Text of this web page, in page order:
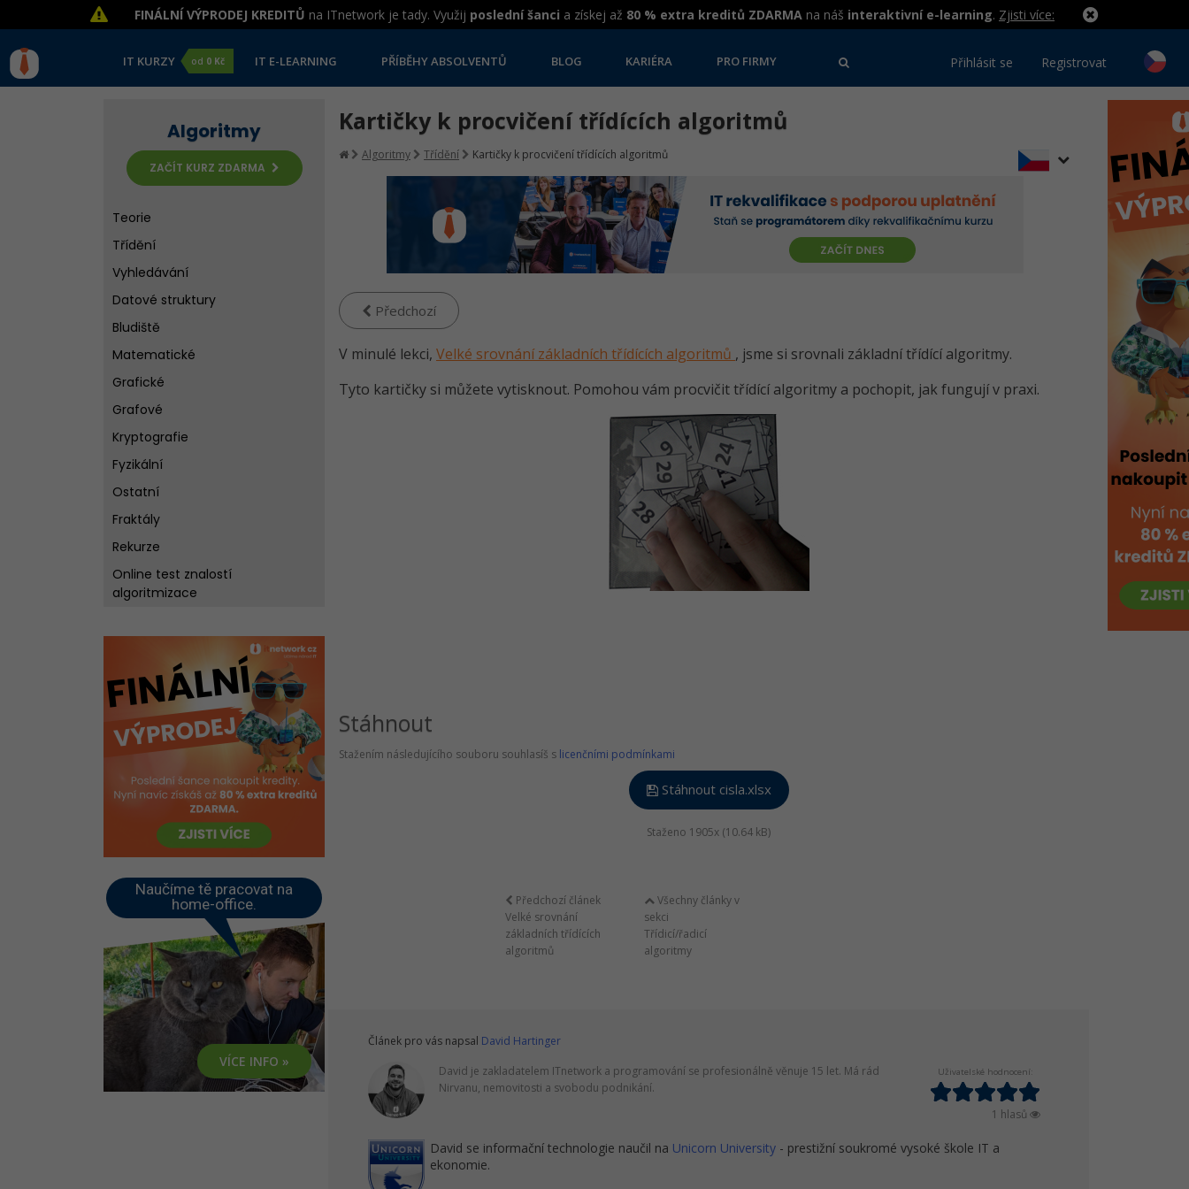
FINÁLNÍ VÝPRODEJ KREDITŮ na ITnetwork je tady. Využij poslední šanci a získej až 80 % extra kreditů ZDARMA na náš interaktivní e-learning. Zjisti více:
IT KURZY od 0 Kč IT E-LEARNING PŘÍBĚHY ABSOLVENTŮ BLOG KARIÉRA PRO FIRMY Přihlásit se Registrovat
Algoritmy
ZAČÍT KURZ ZDARMA
Teorie
Třídění
Vyhledávání
Datové struktury
Bludiště
Matematické
Grafické
Grafové
Kryptografie
Fyzikální
Ostatní
Fraktály
Rekurze
Online test znalostí
algoritmizace
Naučíme tě pracovat na
home-office.
VÍCE INFO »
Kartičky k procvičení třídících algoritmů
Algoritmy Třídění Kartičky k procvičení třídících algoritmů
Předchozí
V minulé lekci, Velké srovnání základních třídících algoritmů , jsme si srovnali základní třídící algoritmy.
Tyto kartičky si můžete vytisknout. Pomohou vám procvičit třídící algoritmy a pochopit, jak fungují v praxi.
Stáhnout
Stažením následujícího souboru souhlasíš s licenčními podmínkami
Stáhnout cisla.xlsx
Staženo 1905x (10.64 kB)
Předchozí článek
Velké srovnání
základních třídících
algoritmů
Všechny články v
sekci
Třídicí/řadicí
algoritmy
Článek pro vás napsal David Hartinger
Uživatelské hodnocení:
1 hlasů
David je zakladatelem ITnetwork a programování se profesionálně věnuje 15 let. Má rád
Nirvanu, nemovitosti a svobodu podnikání.
David se informační technologie naučil na Unicorn University - prestižní soukromé vysoké škole IT a
ekonomie.